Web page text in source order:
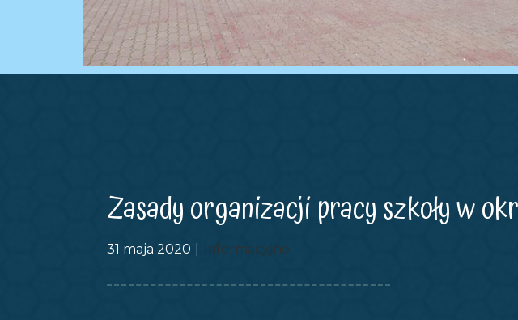
Zasady organizacji pracy szkoły w
31 maja 2020 Informacyjne